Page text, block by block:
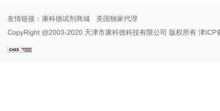
友情链接： 康科德试剂商城
美国独家代理
CopyRight @2003-2020 天津市康科德科技有限公司 版权所有 津ICP